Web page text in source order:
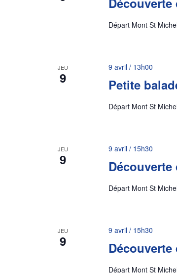
Départ Mont St
JEU
9 Petite
9 avril / 13h00
Départ Mont St
JEU
9
9 avril / 15h30
Départ Mont St
JEU
9
9 avril / 15h30
Départ Mont St